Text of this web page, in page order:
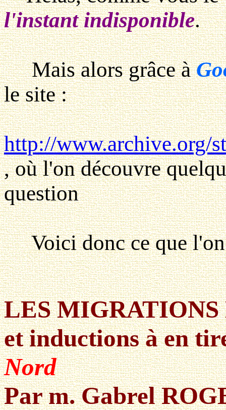
l'instant indisponible.
Mais alors grâce à
le site :
http://www.archive.org/
, où l'on découvre
question
Voici donc ce que l'on
LES MIGRATIONS
et inductions à en
Nord
Par m. Gabrel